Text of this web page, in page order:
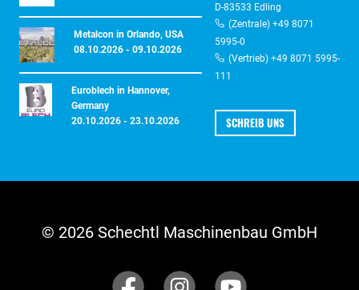
Metalcon in Orlando, USA
08.10.2026 - 09.10.2026
Euroblech in Hannover,
Germany
20.10.2026 - 23.10.2026
D-83533 Edling
(Zentrale) +49 8071
5995-0
(Vertrieb) +49 8071 5995-
111
SCHREIB UNS
© 2026 Schechtl Maschinenbau GmbH